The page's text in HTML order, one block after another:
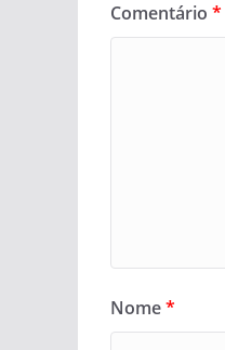
Comentário *
Nome*